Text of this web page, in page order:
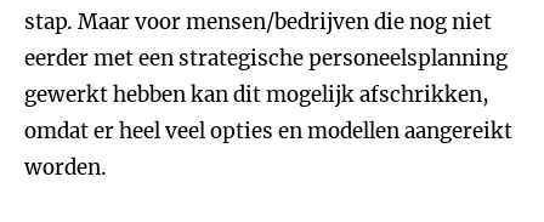
stap. Maar voor mensen/bedrijven die nog niet
eerder met een strategische personeelsplanning
gewerkt hebben kan dit mogelijk afschrikken,
omdat er heel veel opties en modellen aangereikt
worden.